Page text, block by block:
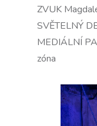
ZVUK
SVĚTELNÝ
MEDIÁLNÍ
zóna